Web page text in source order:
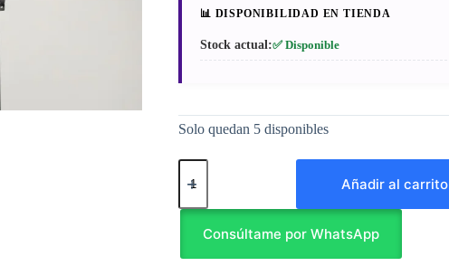
📊 DISPONIBILIDAD EN TIENDA
Stock actual:✅ Disponible
Solo quedan 5 disponibles
Luz
Led
Panel
Plano
26
Añadir al carrito
Consúltame por WhatsApp